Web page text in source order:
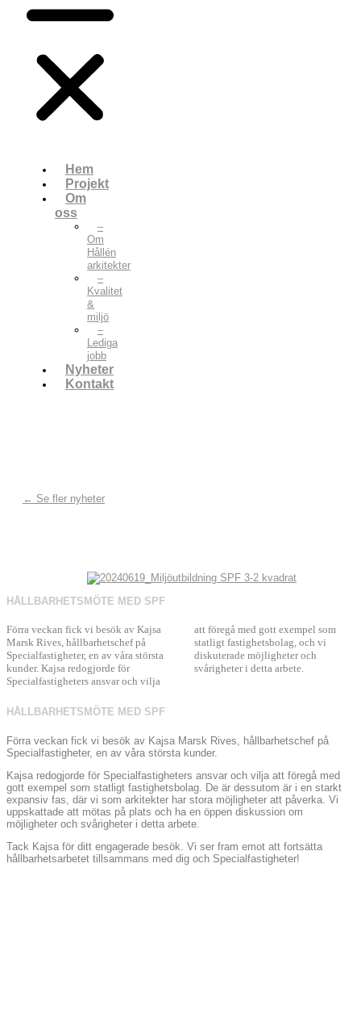
Hem
Projekt
Om
oss
–
Om
Hållén
arkitekter
–
Kvalitet
&
miljö
–
Lediga
jobb
Nyheter
Kontakt
← Se fler nyheter
HÅLLBARHETSMÖTE MED SPF
Förra veckan fick vi besök av Kajsa
Marsk Rives, hållbarhetschef på
Specialfastigheter, en av våra största
kunder. Kajsa redogjorde för
Specialfastigheters ansvar och vilja
att föregå med gott exempel som
statligt fastighetsbolag, och vi
diskuterade möjligheter och
svårigheter i detta arbete.
HÅLLBARHETSMÖTE MED SPF
Förra veckan fick vi besök av Kajsa Marsk Rives, hållbarhetschef på
Specialfastigheter, en av våra största kunder.
Kajsa redogjorde för Specialfastigheters ansvar och vilja att föregå med
gott exempel som statligt fastighetsbolag. De är dessutom är i en starkt
expansiv fas, där vi som arkitekter har stora möjligheter att påverka. Vi
uppskattade att mötas på plats och ha en öppen diskussion om
möjligheter och svårigheter i detta arbete.
Tack Kajsa för ditt engagerade besök. Vi ser fram emot att fortsätta
hållbarhetsarbetet tillsammans med dig och Specialfastigheter!